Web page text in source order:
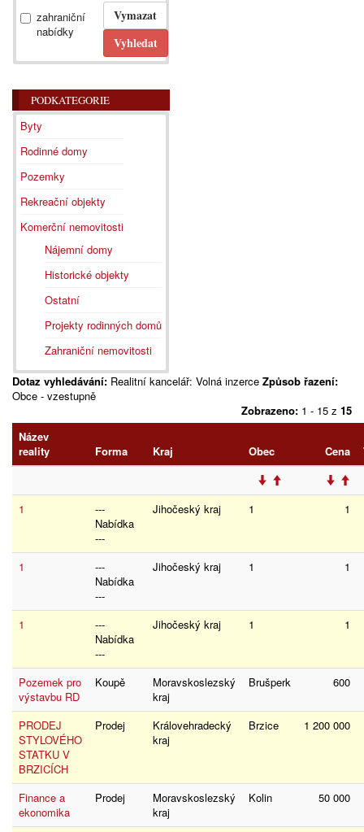
zahraniční
nabídky
PODKATEGORIE
Byty
Rodinné domy
Pozemky
Rekreační objekty
Komerční nemovitosti
Nájemní domy
Historické objekty
Ostatní
Projekty rodinných domů
Zahraniční nemovitosti
Dotaz vyhledávání: Realitní kancelář: Volná inzerce Způsob řazení:
Obce - vzestupně
Zobrazeno: 1 - 15 z 15
Název
reality
Forma Kraj Obec Cena
1
---
Nabídka
---
Jihočeský kraj 1 1
1
---
Nabídka
---
Jihočeský kraj 1 1
1
---
Nabídka
---
Jihočeský kraj 1 1
Pozemek pro
výstavbu RD
Koupě
Moravskoslezský
kraj
Brušperk 600
PRODEJ
STYLOVÉHO
STATKU V
BRZICÍCH
Prodej
Královehradecký
kraj
Brzice 1 200 000
Finance a
ekonomika
Prodej
Moravskoslezský
kraj
Kolin 50 000